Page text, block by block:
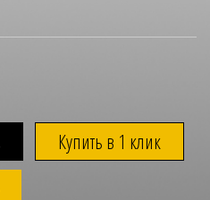
Купить в 1 клик